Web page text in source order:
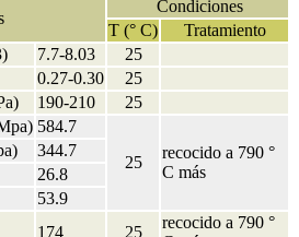
Condiciones
T (° C)
Tratamiento
7.7-8.03
25
0.27-0.30
25
190-210
25
584.7
25
recocido a 790 °
C más
344.7
26.8
53.9
174 25
recocido a 790 °